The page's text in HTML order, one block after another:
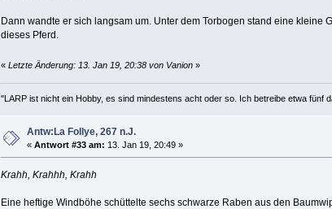
Dann wandte er sich langsam um. Unter dem Torbogen stand eine kleine
dieses Pferd.
« Letzte Änderung: 13. Jan 19, 20:38 von Vanion»
"LARP ist nicht ein Hobby, es sind mindestens acht oder so. Ich betreibe etwa fünf
Antw:La Follye, 267 n.J.
«Antwort #33 am: 13. Jan 19, 20:49 »
Krahh, Krahhh, Krahh
Eine heftige Windböhe schüttelte sechs schwarze Raben aus den